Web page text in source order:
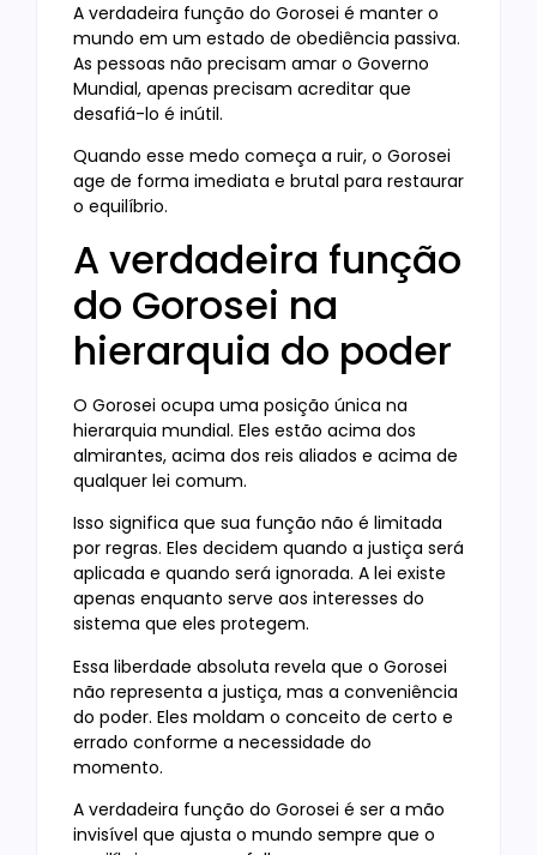
A verdadeira função do Gorosei é manter o
mundo em um estado de obediência passiva.
As pessoas não precisam amar o Governo
Mundial, apenas precisam acreditar que
desafiá-lo é inútil.
Quando esse medo começa a ruir, o Gorosei
age de forma imediata e brutal para restaurar
o equilíbrio.
A verdadeira função
do Gorosei na
hierarquia do poder
O Gorosei ocupa uma posição única na
hierarquia mundial. Eles estão acima dos
almirantes, acima dos reis aliados e acima de
qualquer lei comum.
Isso significa que sua função não é limitada
por regras. Eles decidem quando a justiça será
aplicada e quando será ignorada. A lei existe
apenas enquanto serve aos interesses do
sistema que eles protegem.
Essa liberdade absoluta revela que o Gorosei
não representa a justiça, mas a conveniência
do poder. Eles moldam o conceito de certo e
errado conforme a necessidade do
momento.
A verdadeira função do Gorosei é ser a mão
invisível que ajusta o mundo sempre que o